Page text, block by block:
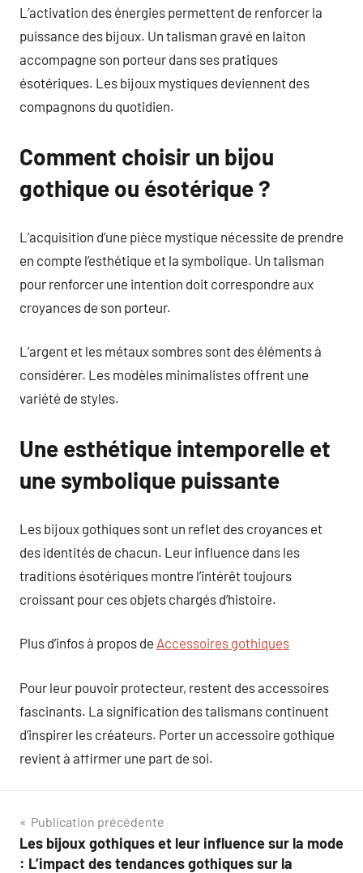
L’activation des énergies permettent de renforcer la
puissance des bijoux. Un talisman gravé en laiton
accompagne son porteur dans ses pratiques
ésotériques. Les bijoux mystiques deviennent des
compagnons du quotidien.
Comment choisir un bijou
gothique ou ésotérique ?
L’acquisition d’une pièce mystique nécessite de prendre
en compte l’esthétique et la symbolique. Un talisman
pour renforcer une intention doit correspondre aux
croyances de son porteur.
L’argent et les métaux sombres sont des éléments à
considérer. Les modèles minimalistes offrent une
variété de styles.
Une esthétique intemporelle et
une symbolique puissante
Les bijoux gothiques sont un reflet des croyances et
des identités de chacun. Leur influence dans les
traditions ésotériques montre l’intérêt toujours
croissant pour ces objets chargés d’histoire.
Plus d’infos à propos de Accessoires gothiques
Pour leur pouvoir protecteur, restent des accessoires
fascinants. La signification des talismans continuent
d’inspirer les créateurs. Porter un accessoire gothique
revient à affirmer une part de soi.
Navigation
de
Publication précédente
Les bijoux gothiques et leur influence sur la mode
: L’impact des tendances gothiques sur la